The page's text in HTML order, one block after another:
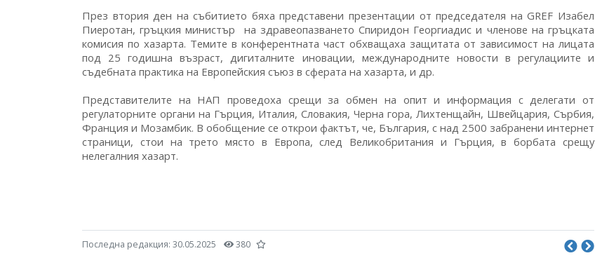
През втория ден на събитието бяха представени презентации от председателя на GREF Изабел
Пиеротан, гръцкия министър на здравеопазването Спиридон Георгиадис и членове на гръцката
комисия по хазарта. Темите в конферентната част обхващаха защитата от зависимост на лицата
под 25 годишна възраст, дигиталните иновации, международните новости в регулациите и
съдебната практика на Европейския съюз в сферата на хазарта, и др.
Представителите на НАП проведоха срещи за обмен на опит и информация с делегати от
регулаторните органи на Гърция, Италия, Словакия, Черна гора, Лихтенщайн, Швейцария, Сърбия,
Франция и Мозамбик. В обобщение се открои фактът, че, България, с над 2500 забранени интернет
страници, стои на трето място в Европа, след Великобритания и Гърция, в борбата срещу
нелегалния хазарт.
Последна редакция: 30.05.2025 380